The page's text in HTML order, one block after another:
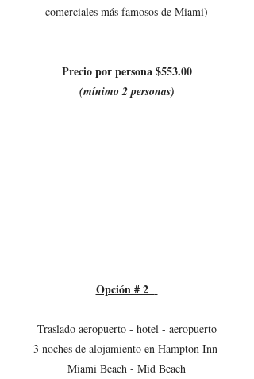
comerciales más famosos de Miami)
Precio por persona $553.00
(mínimo 2 personas)
Opción # 2
Traslado aeropuerto - hotel - aeropuerto
3 noches de alojamiento en Hampton Inn
Miami Beach - Mid Beach